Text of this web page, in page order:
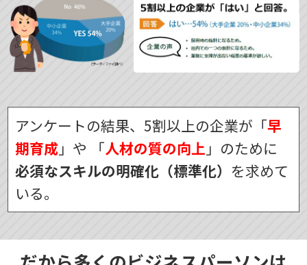
アンケートの結果、5割以上の企業が「早
期育成 」や 「人材の質の向上 」のために
必須なスキルの明確化（標準化） を求めて
いる。